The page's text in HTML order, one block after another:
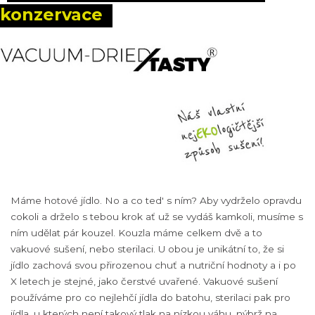
konzervace
Máme hotové jídlo. No a co ted' s ním? Aby vydrželo opravdu
cokoli a drželo s tebou krok ať už se vydáš kamkoli, musíme s
ním udělat pár kouzel. Kouzla máme celkem dvě a to
vakuové sušení, nebo sterilaci. U obou je unikátní to, že si
jídlo zachová svou přirozenou chuť a nutriční hodnoty a i po
X letech je stejné, jako čerstvé uvařené. Vakuové sušení
používáme pro co nejlehčí jídla do batohu, sterilaci pak pro